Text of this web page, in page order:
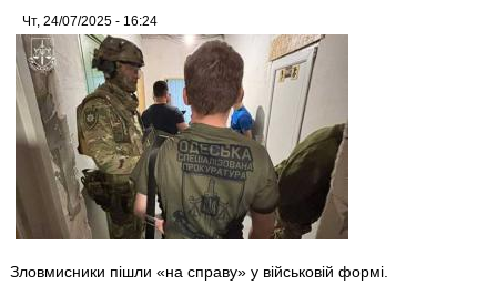
Чт, 24/07/2025 - 16:24
Зловмисники пішли «на справу» у військовій формі.